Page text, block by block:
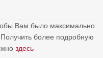
Вам было максимально
более подробную
здесь